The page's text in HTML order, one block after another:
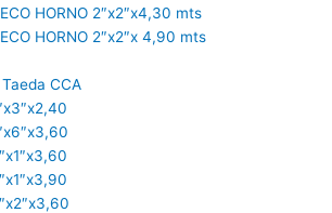
HORNO 2″x2″x4,30 mts
HORNO 2″x2″x 4,90 mts
CCA